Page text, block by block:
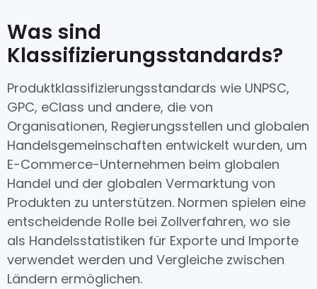
Was sind
Klassifizierungsstandards?
Produktklassifizierungsstandards wie UNPSC,
GPC, eClass und andere, die von
Organisationen, Regierungsstellen und globalen
Handelsgemeinschaften entwickelt wurden, um
E-Commerce-Unternehmen beim globalen
Handel und der globalen Vermarktung von
Produkten zu unterstützen. Normen spielen eine
entscheidende Rolle bei Zollverfahren, wo sie
als Handelsstatistiken für Exporte und Importe
verwendet werden und Vergleiche zwischen
Ländern ermöglichen.